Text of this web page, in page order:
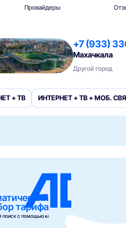
Провайдеры
+7 (933)
Махачкала
Другой город
+ ТВ ИНТЕРНЕТ + ТВ + МОБ.
тарифа
ПОИСК С ПОМОЩЬЮ AI